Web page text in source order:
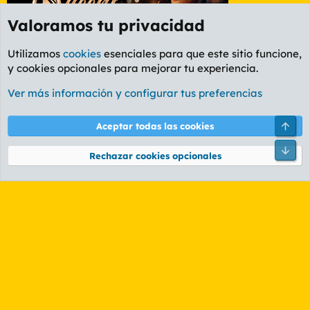
Foro Rapiñas
Cookies
PL OLDSTYLE AMARILLO
Términos y reglas Política de privacidad Ayuda
Community platform by XenForo® © 2010-2026 XenForo Ltd.
Valoramos tu privacidad
Utilizamos cookies esenciales para que este sitio funcione,
y cookies opcionales para mejorar tu experiencia.
Ver más información y configurar tus preferencias
Aceptar todas las cookies
Rechazar cookies opcionales
Pie